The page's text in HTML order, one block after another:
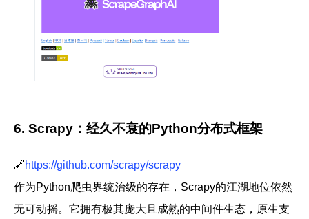
6. Scrapy：经久不衰的Python分布式框架
🔗https://github.com/scrapy/scrapy
作为Python爬虫界统治级的存在， Scrapy的江湖地位依然
无可动摇。它拥有极其庞大且成熟的中间件生态，原生支